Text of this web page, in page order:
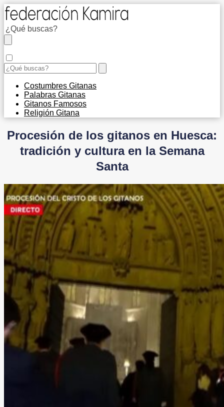
Costumbres Gitanas
Palabras Gitanas
Gitanos Famosos
Religión Gitana
Procesión de los gitanos en Huesca:
tradición y cultura en la Semana
Santa